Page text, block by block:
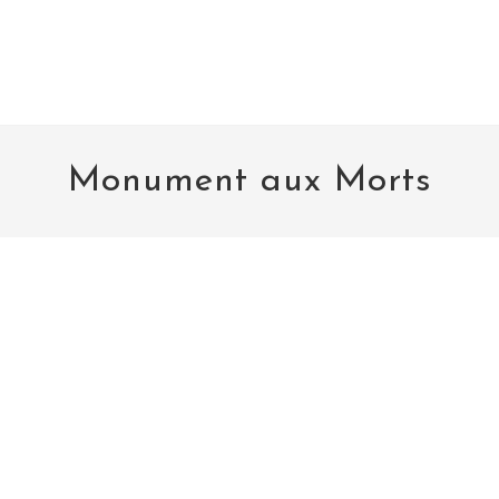
Monument aux Morts